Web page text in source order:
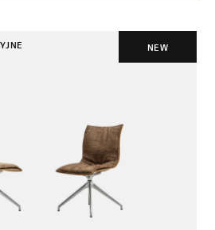
będą doskonałym wyborem dla
lobby lub kawiarni. Wraz ze stołami
w mniej formalnej atmosferze - tak
biurach i przestrzeniach publicznych.
płynną jak obierki i przypomina
tego, co do tej pory uważane było
wykonana w innowacyjnej
NEW